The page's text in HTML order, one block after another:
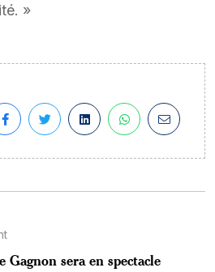
»
Gagnon sera en spectacle